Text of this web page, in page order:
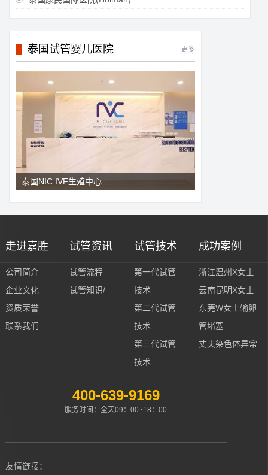
泰国试管婴儿医院 更多
泰国NIC IVF生殖中心
走进嘉胜
公司简介
企业文化
资质荣誉
联系我们
试管资讯
试管流程
试管知识/
试管技术
第一代试管
技术
第二代试管
技术
第三代试管
技术
成功案例
浙江温州X女士
云南昆明X女士
东莞W女士输卵
管堵塞
丈夫染色体异常
400-639-9169
服务时间：全天09：00~18：00
友情链接：